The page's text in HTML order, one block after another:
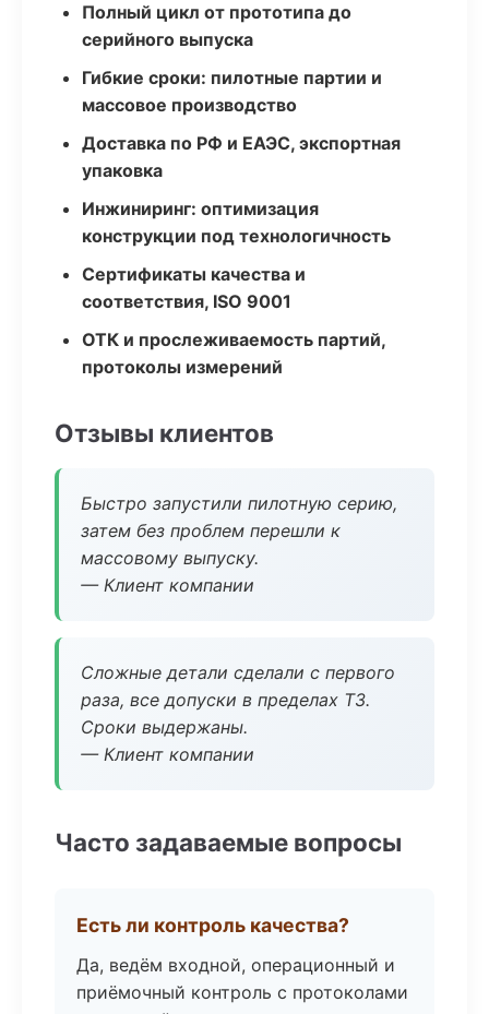
Полный цикл от прототипа до
серийного выпуска
Гибкие сроки: пилотные партии и
массовое производство
Доставка по РФ и ЕАЭС, экспортная
упаковка
Инжиниринг: оптимизация
конструкции под технологичность
Сертификаты качества и
соответствия, ISO 9001
ОТК и прослеживаемость партий,
протоколы измерений
Отзывы клиентов
Быстро запустили пилотную серию,
затем без проблем перешли к
массовому выпуску.
— Клиент компании
Сложные детали сделали с первого
раза, все допуски в пределах ТЗ.
Сроки выдержаны.
— Клиент компании
Часто задаваемые вопросы
Есть ли контроль качества?
Да, ведём входной, операционный и
приёмочный контроль с протоколами